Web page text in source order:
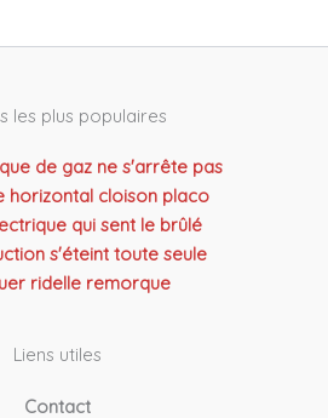
les plus populaires
de gaz ne s'arrête pas
horizontal cloison placo
qui sent le brûlé
s'éteint toute seule
ridelle remorque
Liens utiles
Contact